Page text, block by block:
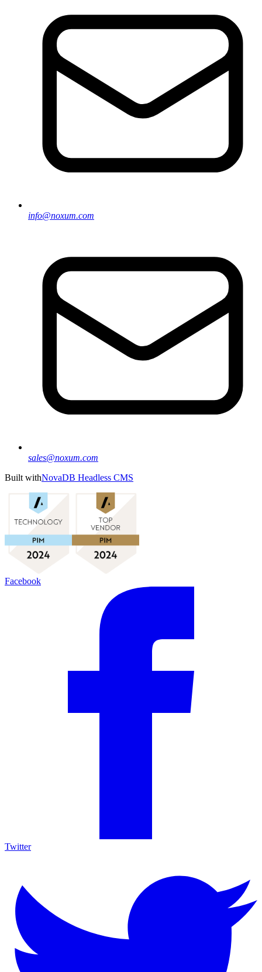
info@noxum.com
sales@noxum.com
Built withNovaDB Headless CMS
Facebook
Twitter